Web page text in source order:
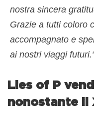
nostra sincera
Grazie a tutti coloro
accompagnato e
ai nostri viaggi futuri.
Lies of P
nonostante il